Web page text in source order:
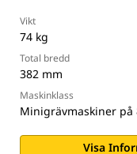
Vikt
74 kg
Total bredd
382 mm
Maskinklass
Minigrävmaskiner på
Visa